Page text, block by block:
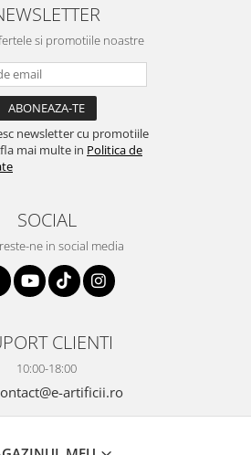
si promotiile noastre
newsletter cu promotiile
mai multe in Politica de
SOCIAL
ne in social media
CLIENTI
10:00-18:00
artificii.ro